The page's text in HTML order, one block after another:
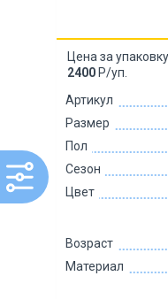
Артикул
Размер
Пол
Сезон
Цвет
Возраст
Материал
Цена за
2400 Р/уп.